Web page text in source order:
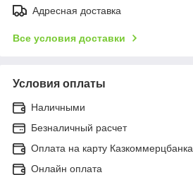
Адресная доставка
Все условия доставки
Условия оплаты
Наличными
Безналичный расчет
Оплата на карту Казкоммерцбанка
Онлайн оплата